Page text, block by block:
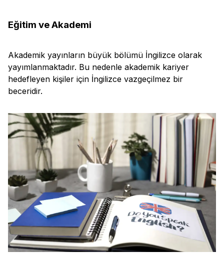
Eğitim ve Akademi
Akademik yayınların büyük bölümü İngilizce olarak
yayımlanmaktadır. Bu nedenle akademik kariyer
hedefleyen kişiler için İngilizce vazgeçilmez bir
beceridir.